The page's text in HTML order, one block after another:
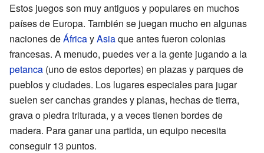
Estos juegos son muy antiguos y populares en muchos
países de Europa. También se juegan mucho en algunas
naciones deÁfricayAsiaque antes fueron colonias
francesas. A menudo, puedes ver a la gente jugando a la
petanca (uno de estos deportes) en plazas y parques de
pueblos y ciudades. Los lugares especiales para jugar
suelen ser canchas grandes y planas, hechas de tierra,
grava o piedra triturada, y a veces tienen bordes de
madera. Para ganar una partida, un equipo necesita
conseguir 13 puntos.